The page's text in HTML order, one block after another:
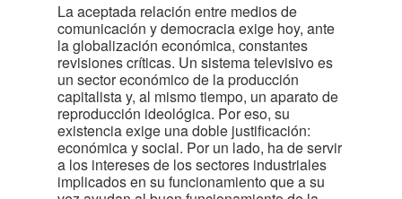
La aceptada relación entre medios de
comunicación y democracia exige hoy, ante
la globalización económica, constantes
revisiones críticas. Un sistema televisivo es
un sector económico de la producción
capitalista y, al mismo tiempo, un aparato de
reproducción ideológica. Por eso, su
existencia exige una doble justificación:
económica y social. Por un lado, ha de servir
a los intereses de los sectores industriales
implicados en su funcionamiento que a su